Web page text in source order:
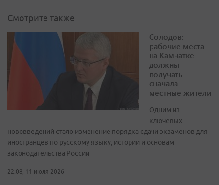
Смотрите также
Солодов:
рабочие места
на Камчатке
должны
получать
сначала
местные жители
Одним из
ключевых
нововведений стало изменение порядка сдачи экзаменов для
иностранцев по русскому языку, истории и основам
законодательства России
22:08, 11 июля 2026